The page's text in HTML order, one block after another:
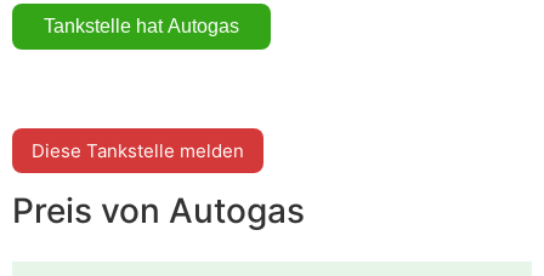
Diese Tankstelle melden
Preis von Autogas